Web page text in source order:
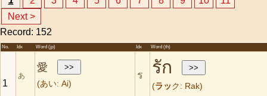
Next >
Record: 152
No. Idx Word (jp) Idx Word (th)
1
あ
愛
(あい: Ai)
ร รัก
(ラック: Rak)